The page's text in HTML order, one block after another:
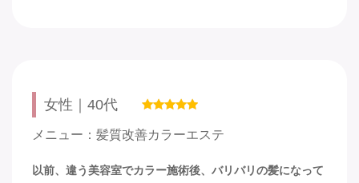
女性｜40代
メニュー：髪質改善カラーエステ
以前、違う美容室でカラー施術後、バリバリの髪になって